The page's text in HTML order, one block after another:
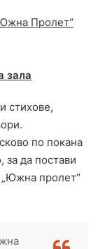
Пролет“
зала
стихове,
по покана
да постави
пролет“